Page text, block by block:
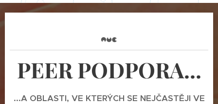
PEER PODPORA...
...A OBLASTI, VE KTERÝCH SE NEJČASTĚJI VE